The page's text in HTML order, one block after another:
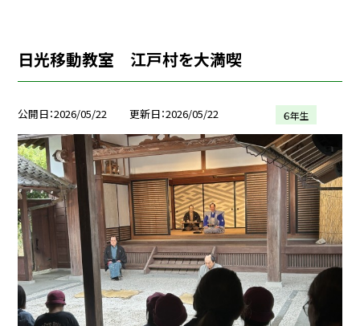
日光移動教室 江戸村を大満喫
公開日 2026/05/22 更新日 2026/05/22 ６年生